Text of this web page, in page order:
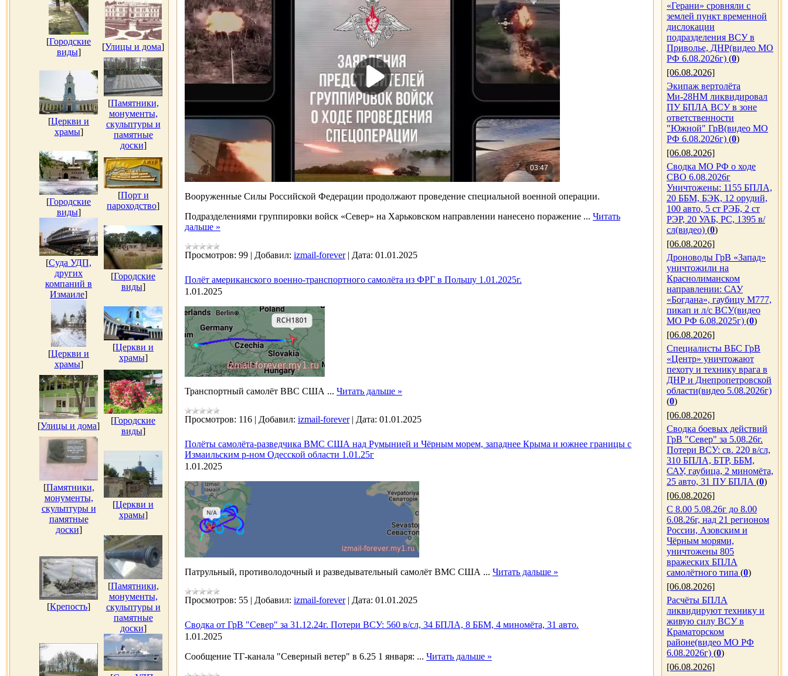
[Городские
виды]
[Улицы и дома]
[Церкви и
храмы]
[Памятники,
монументы,
скульптуры и
памятные
доски]
[Городские
виды]
[Порт и
пароходство]
[Суда УДП,
других
компаний в
Измаиле]
[Городские
виды]
[Церкви и
храмы]
[Церкви и
храмы]
[Улицы и дома]
[Городские
виды]
[Памятники,
монументы,
скульптуры и
памятные
доски]
[Церкви и
храмы]
[Крепость]
[Памятники,
монументы,
скульптуры и
памятные
доски]
Вооруженные Силы Российской Федерации продолжают проведение специальной военной операции.
Подразделениями группировки войск «Север» на Харьковском направлении нанесено поражение ... Читать
дальше »
Просмотров: 99 | Добавил: izmail-forever | Дата: 01.01.2025
Полёт американского военно-транспортного самолёта из ФРГ в Польшу 1.01.2025г.
1.01.2025
Транспортный самолёт ВВС США ... Читать дальше »
Просмотров: 116 | Добавил: izmail-forever | Дата: 01.01.2025
Полёты самолёта-разведчика ВМС США над Румынией и Чёрным морем, западнее Крыма и южнее границы с
Измаильским р-ном Одесской области 1.01.25г
1.01.2025
Патрульный, противолодочный и разведывательный самолёт ВМС США ... Читать дальше »
Просмотров: 55 | Добавил: izmail-forever | Дата: 01.01.2025
Сводка от ГрВ "Север" за 31.12.24г. Потери ВСУ: 560 в/сл, 34 БПЛА, 8 ББМ, 4 миномёта, 31 авто.
1.01.2025
Сообщение ТГ-канала "Северный ветер" в 6.25 1 января: ... Читать дальше »
«Герани» сровняли с
землей пункт временной
дислокации
подразделения ВСУ в
Приволье, ДНР(видео МО
РФ 6.08.2026г) (0)
[06.08.2026]
Экипаж вертолёта
Ми-28НМ ликвидировал
ПУ БПЛА ВСУ в зоне
ответственности
"Южной" ГрВ(видео МО
РФ 6.08.2026г) (0)
[06.08.2026]
Сводка МО РФ о ходе
СВО 6.08.2026г
Уничтожены: 1155 БПЛА,
20 ББМ, БЭК, 12 орудий,
100 авто, 5 ст РЭБ, 2 ст
РЭР, 20 УАБ, РС, 1395 в/
сл(видео) (0)
[06.08.2026]
Дроноводы ГрВ «Запад»
уничтожили на
Краснолиманском
направлении: САУ
«Богдана», гаубицу М777,
пикап и л/с ВСУ(видео
МО РФ 6.08.2025г) (0)
[06.08.2026]
Специалисты ВБС ГрВ
«Центр» уничтожают
пехоту и технику врага в
ДНР и Днепропетровской
области(видео 5.08.2026г)
(0)
[06.08.2026]
Сводка боевых действий
ГрВ "Север" за 5.08.26г.
Потери ВСУ: св. 220 в/сл,
310 БПЛА, БТР, ББМ,
САУ, гаубица, 2 миномёта,
25 авто, 31 ПУ БПЛА (0)
[06.08.2026]
С 8.00 5.08.26г до 8.00
6.08.26г, над 21 регионом
России, Азовским и
Чёрным морями,
уничтожены 805
вражеских БПЛА
самолётного типа (0)
[06.08.2026]
Расчёты БПЛА
ликвидируют технику и
живую силу ВСУ в
Краматорском
районе(видео МО РФ
6.08.2026г) (0)
[06.08.2026]